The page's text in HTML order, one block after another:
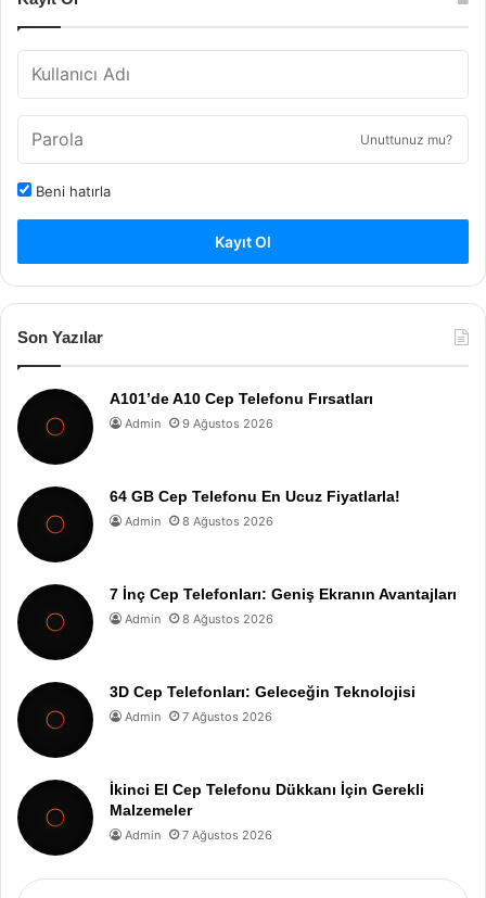
Unuttunuz mu?
Beni hatırla
Kayıt Ol
Son Yazılar
A101’de A10 Cep Telefonu Fırsatları
Admin 9 Ağustos 2026
64 GB Cep Telefonu En Ucuz Fiyatlarla!
Admin 8 Ağustos 2026
7 İnç Cep Telefonları: Geniş Ekranın Avantajları
Admin 8 Ağustos 2026
3D Cep Telefonları: Geleceğin Teknolojisi
Admin 7 Ağustos 2026
İkinci El Cep Telefonu Dükkanı İçin Gerekli
Malzemeler
Admin 7 Ağustos 2026